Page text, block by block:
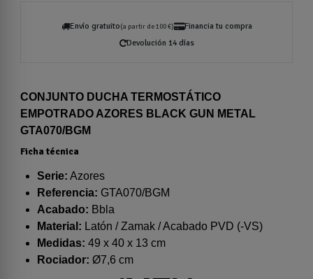
Envío gratuito(a partir de 100 €)
Financia tu compra
Devolución 14 días
CONJUNTO DUCHA TERMOSTÁTICO
EMPOTRADO AZORES BLACK GUN METAL
GTA070/BGM
Ficha técnica
Serie: Azores
Referencia: GTA070/BGM
Acabado: Bbla
Material: Latón / Zamak / Acabado PVD (-VS)
Medidas: 49 x 40 x 13 cm
Rociador: Ø7,6 cm